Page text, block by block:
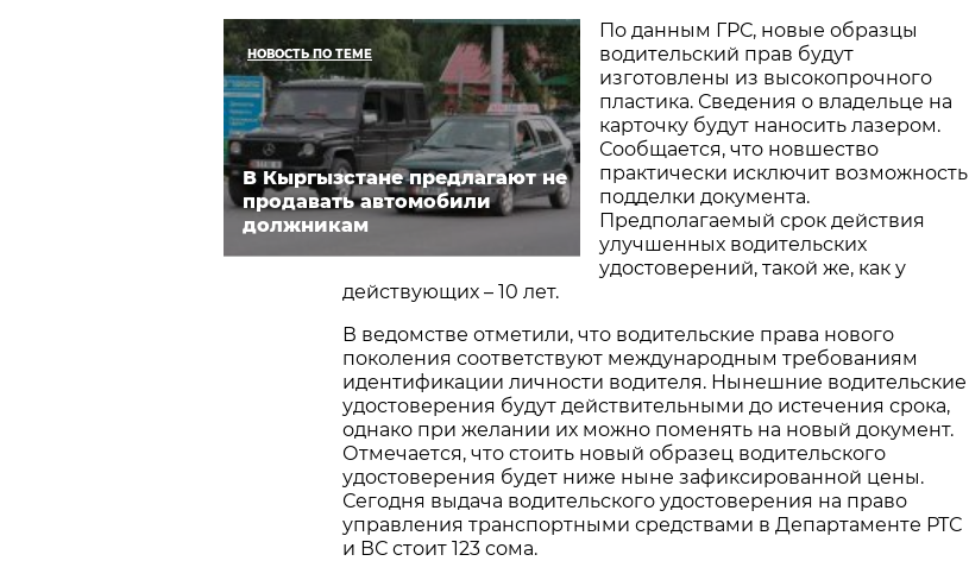
НОВОСТЬ ПО ТЕМЕ
В Кыргызстане предлагают не
продавать автомобили
должникам
По данным ГРС, новые образцы
водительский прав будут
изготовлены из высокопрочного
пластика. Сведения о владельце на
карточку будут наносить лазером.
Сообщается, что новшество
практически исключит возможность
подделки документа.
Предполагаемый срок действия
улучшенных водительских
удостоверений, такой же, как у
действующих – 10 лет.
В ведомстве отметили, что водительские права нового
поколения соответствуют международным требованиям
идентификации личности водителя. Нынешние водительские
удостоверения будут действительными до истечения срока,
однако при желании их можно поменять на новый документ.
Отмечается, что стоить новый образец водительского
удостоверения будет ниже ныне зафиксированной цены.
Сегодня выдача водительского удостоверения на право
управления транспортными средствами в Департаменте РТС
и ВС стоит 123 сома.